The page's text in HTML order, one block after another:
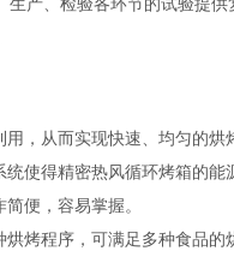
从而实现快速、均匀的烘
得精密热风循环烤箱的能
便，容易掌握。
程序，可满足多种食品的